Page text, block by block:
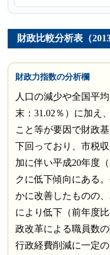
財政比較分析表（
財政力指数の分析欄
人口の減少や全国平
末：31.02％）に加え
こと等が要因で財政
下回っており、市税
加に伴い平成20年度
クに低下傾向にある
かに改善したものの
により低下（前年度
政改革による職員数
行政経費削減に一定